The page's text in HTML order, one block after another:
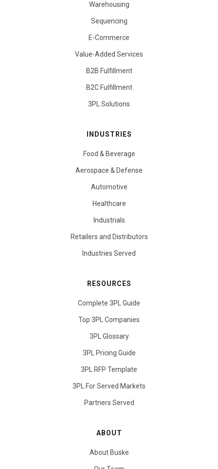
Warehousing
Sequencing
E-Commerce
Value-Added Services
B2B Fulfillment
B2C Fulfillment
3PL Solutions
INDUSTRIES
Food & Beverage
Aerospace & Defense
Automotive
Healthcare
Industrials
Retailers and Distributors
Industries Served
RESOURCES
Complete 3PL Guide
Top 3PL Companies
3PL Glossary
3PL Pricing Guide
3PL RFP Template
3PL For Served Markets
Partners Served
ABOUT
About Buske